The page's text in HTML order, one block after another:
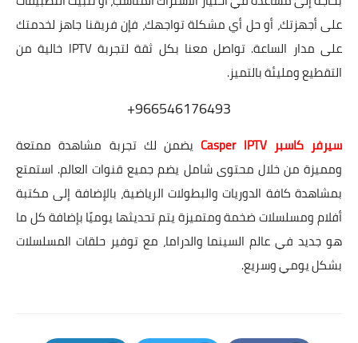
على أجهزتك، أو حل أي مشكلة تواجهك، فإن فريقنا جاهز لخدمتك
على مدار الساعة. تواصل معنا بكل ثقة لتجربة IPTV خالية من
التقطيع ومليئة بالتميز.
966546176493+
سيرفر كاسبر Casper IPTV
يضمن لك تجربة مشاهدة ممتعة
ومميزة من خلال محتوى شامل يضم جميع قنوات العالم. استمتع
بمشاهدة كافة الدوريات والبطولات الرياضية، بالإضافة إلى مكتبة
أفلام ومسلسلات ضخمة ومتميزة يتم تحديثها يوميًا بإضافة كل ما
هو جديد في عالم السينما والدراما، مع توفير حلقات المسلسلات
بشكل يومي وسريع.